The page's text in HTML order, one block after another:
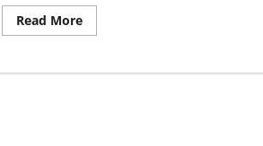
Read MoreRead
more
पर